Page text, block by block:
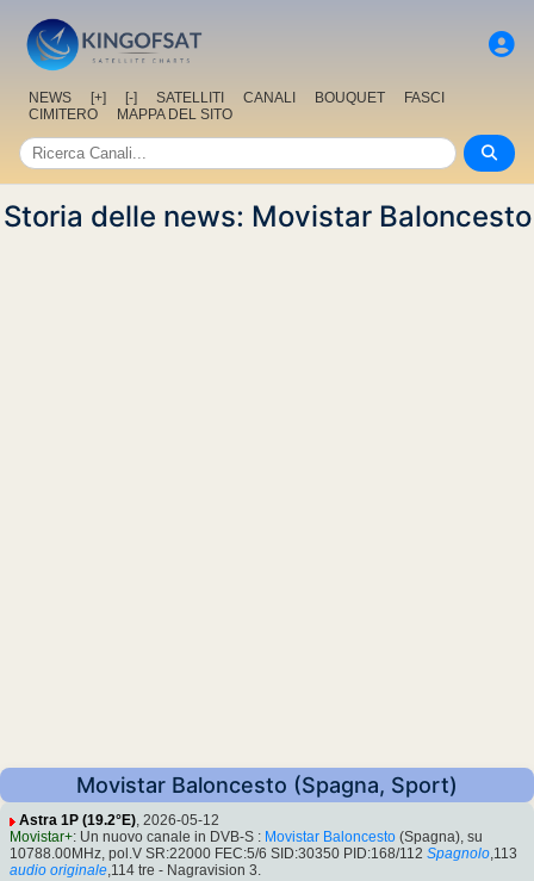
NEWS [+] [-] SATELLITI CANALI BOUQUET
FASCI
CIMITERO
MAPPA DEL SITO
Storia delle news: Movistar Baloncesto
Movistar Baloncesto (Spagna, Sport)
Astra 1P (19.2°E), 2026-05-12
Movistar+: Un nuovo canale in DVB-S : Movistar Baloncesto (Spagna), su
10788.00MHz, pol.V SR:22000 FEC:5/6 SID:30350 PID:168/112 Spagnolo,113
audio originale,114 tre - Nagravision 3.